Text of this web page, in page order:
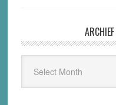
Kloptdatwel.nl